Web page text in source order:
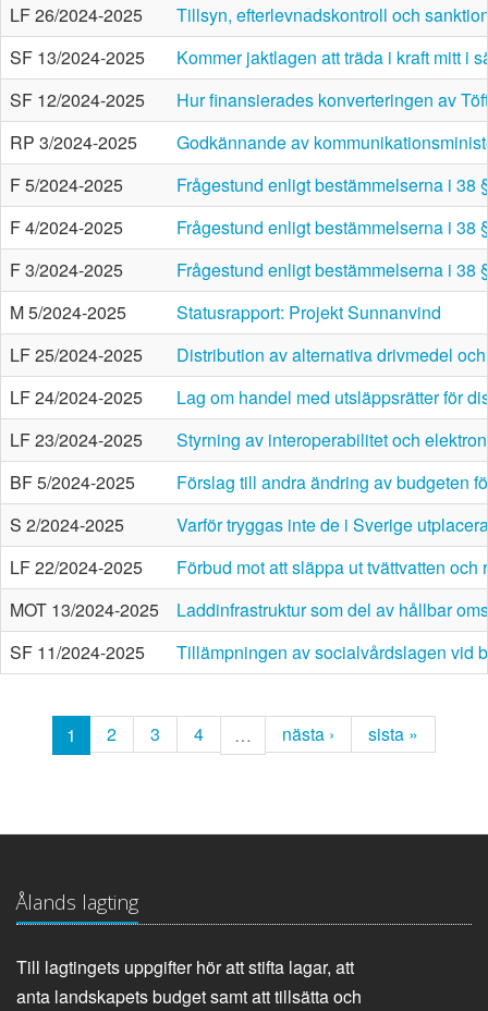
LF 26/2024-2025
Tillsyn, efterlevnadskontroll och
SF 13/2024-2025
Kommer jaktlagen att träda i kraft mitt i
SF 12/2024-2025
Hur finansierades konverteringen av
RP 3/2024-2025
Godkännande av
F 5/2024-2025
Frågestund enligt bestämmelserna i 38
F 4/2024-2025
Frågestund enligt bestämmelserna i 38
F 3/2024-2025
Frågestund enligt bestämmelserna i 38
M 5/2024-2025
Statusrapport: Projekt Sunnanvind
LF 25/2024-2025
Distribution av alternativa drivmedel
LF 24/2024-2025
Lag om handel med utsläppsrätter för
LF 23/2024-2025
Styrning av interoperabilitet och
BF 5/2024-2025
Förslag till andra ändring av budgeten
S 2/2024-2025
Varför tryggas inte de i Sverige
LF 22/2024-2025
Förbud mot att släppa ut tvättvatten
MOT 13/2024-2025
Laddinfrastruktur som del av hållbar
SF 11/2024-2025
Tillämpningen av socialvårdslagen vid
1 2 3 4 … nästa › sista »
Ålands lagting
Till lagtingets uppgifter hör att stifta lagar, att
anta landskapets budget samt att tillsätta och